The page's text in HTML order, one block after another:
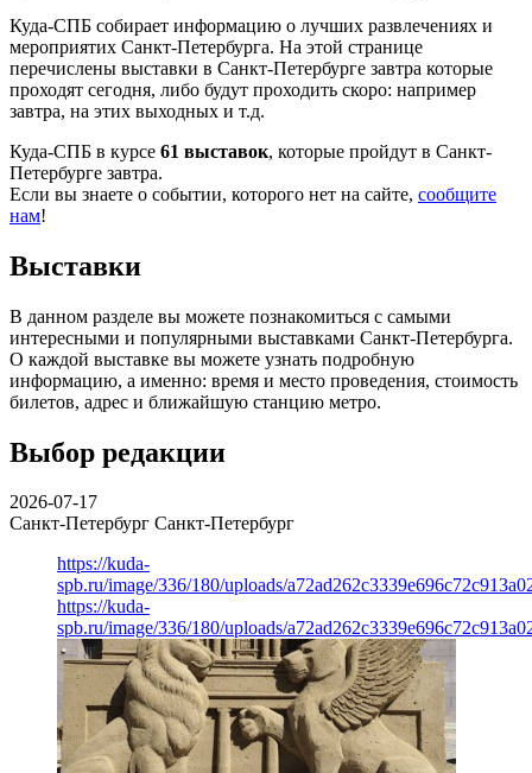
Куда-СПБ собирает информацию о лучших развлечениях и
мероприятих Санкт-Петербурга. На этой странице
перечислены выставки в Санкт-Петербурге завтра которые
проходят сегодня, либо будут проходить скоро: например
завтра, на этих выходных и т.д.
Куда-СПБ в курсе 61 выставок, которые пройдут в Санкт-
Петербурге завтра.
Если вы знаете о событии, которого нет на сайте, сообщите
нам!
Выставки
В данном разделе вы можете познакомиться с самыми
интересными и популярными выставками Санкт-Петербурга.
О каждой выставке вы можете узнать подробную
информацию, а именно: время и место проведения, стоимость
билетов, адрес и ближайшую станцию метро.
Выбор редакции
2026-07-17
Санкт-Петербург Санкт-Петербург
https://kuda-
spb.ru/image/336/180/uploads/
https://kuda-
spb.ru/image/336/180/uploads/